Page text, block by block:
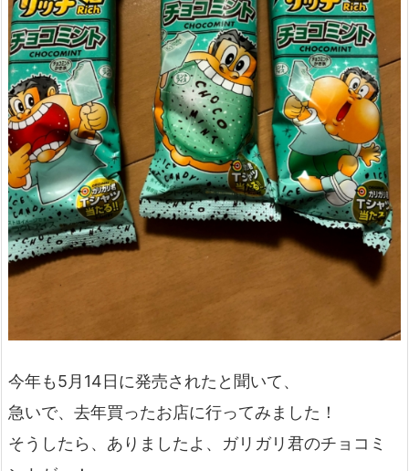
今年も5月14日に発売されたと聞いて、
急いで、去年買ったお店に行ってみました！
そうしたら、ありましたよ、ガリガリ君のチョコミ